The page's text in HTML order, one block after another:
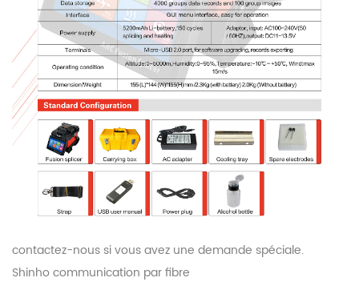
contactez-nous si vous avez une demande spéciale.
Shinho communication par fibre